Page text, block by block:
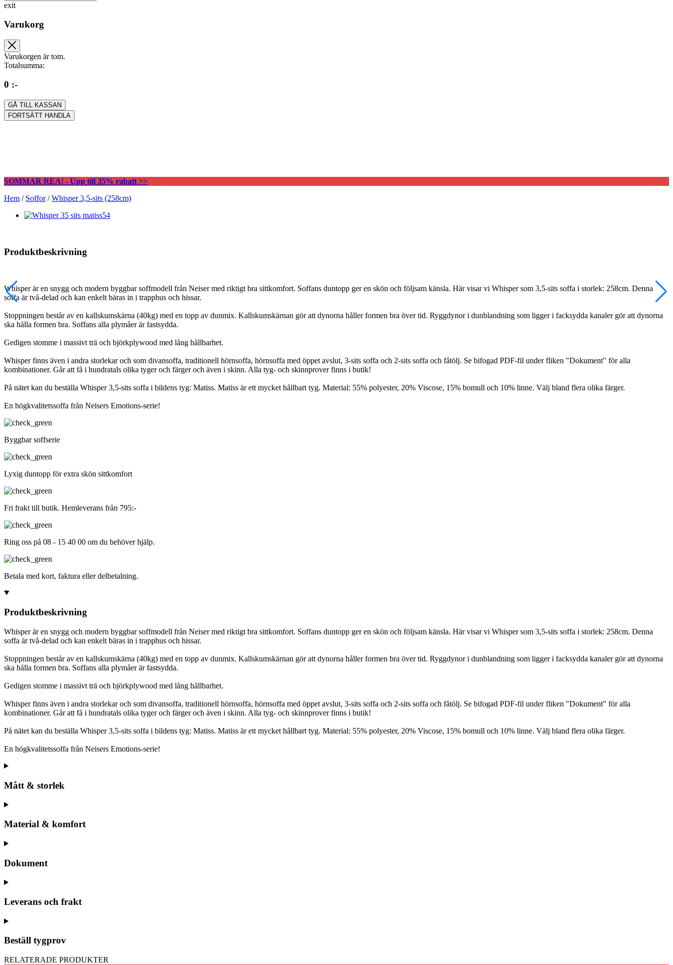
exit
Varukorg
Varukorgen är tom.
Totalsumma:
0 :-
GÅ TILL KASSAN
FORTSÄTT HANDLA
SOMMAR REA! - Upp till 35% rabatt >>
Hem / Soffor / Whisper 3,5-sits (258cm)
Produktbeskrivning
Whisper är en snygg och modern byggbar soffmodell från Neiser med riktigt bra sittkomfort. Soffans duntopp ger en skön och följsam känsla. Här visar vi Whisper som 3,5-sits soffa i storlek: 258cm. Denna
soffa är två-delad och kan enkelt bäras in i trapphus och hissar.
Stoppningen består av en kallskumskärna (40kg) med en topp av dunmix. Kallskumskärnan gör att dynorna håller formen bra över tid. Ryggdynor i dunblandning som ligger i facksydda kanaler gör att dynorna
ska hålla formen bra. Soffans alla plymåer är fastsydda.
Gedigen stomme i massivt trä och björkplywood med lång hållbarhet.
Whisper finns även i andra storlekar och som divansoffa, traditionell hörnsoffa, hörnsoffa med öppet avslut, 3-sits soffa och 2-sits soffa och fåtölj. Se bifogad PDF-fil under fliken "Dokument" för alla
kombinationer. Går att få i hundratals olika tyger och färger och även i skinn. Alla tyg- och skinnprover finns i butik!
På nätet kan du beställa Whisper 3,5-sits soffa i bildens tyg: Matiss. Matiss är ett mycket hållbart tyg. Material: 55% polyester, 20% Viscose, 15% bomull och 10% linne. Välj bland flera olika färger.
En högkvalitetssoffa från Neisers Emotions-serie!
Byggbar soffserie
Lyxig duntopp för extra skön sittkomfort
Fri frakt till butik. Hemleverans från 795:-
Ring oss på 08 - 15 40 00 om du behöver hjälp.
Betala med kort, faktura eller delbetalning.
Produktbeskrivning
Whisper är en snygg och modern byggbar soffmodell från Neiser med riktigt bra sittkomfort. Soffans duntopp ger en skön och följsam känsla. Här visar vi Whisper som 3,5-sits soffa i storlek: 258cm. Denna
soffa är två-delad och kan enkelt bäras in i trapphus och hissar.
Stoppningen består av en kallskumskärna (40kg) med en topp av dunmix. Kallskumskärnan gör att dynorna håller formen bra över tid. Ryggdynor i dunblandning som ligger i facksydda kanaler gör att dynorna
ska hålla formen bra. Soffans alla plymåer är fastsydda.
Gedigen stomme i massivt trä och björkplywood med lång hållbarhet.
Whisper finns även i andra storlekar och som divansoffa, traditionell hörnsoffa, hörnsoffa med öppet avslut, 3-sits soffa och 2-sits soffa och fåtölj. Se bifogad PDF-fil under fliken "Dokument" för alla
kombinationer. Går att få i hundratals olika tyger och färger och även i skinn. Alla tyg- och skinnprover finns i butik!
På nätet kan du beställa Whisper 3,5-sits soffa i bildens tyg: Matiss. Matiss är ett mycket hållbart tyg. Material: 55% polyester, 20% Viscose, 15% bomull och 10% linne. Välj bland flera olika färger.
En högkvalitetssoffa från Neisers Emotions-serie!
Mått & storlek
Material & komfort
Dokument
Leverans och frakt
Beställ tygprov
RELATERADE PRODUKTER